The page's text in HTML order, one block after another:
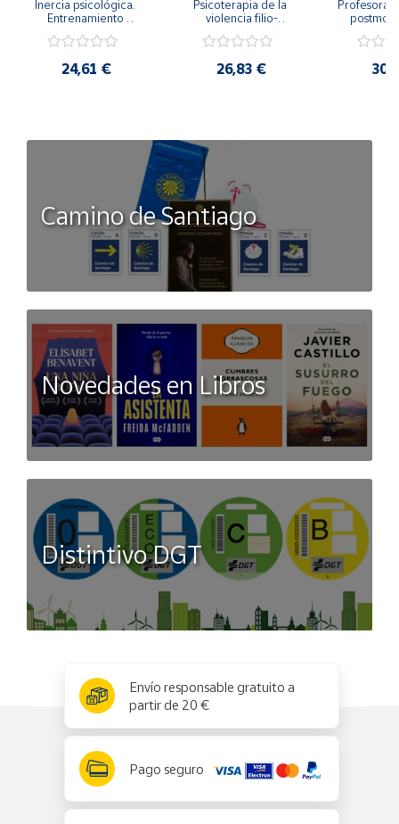
Inercia psicológica.
Entrenamiento
Igualdad de Género.
24,61 €
Psicoterapia de la
violencia filio-
secreto y la
26,83 €
Camino de Santiago
Novedades en Libros
Distintivo DGT
Envío responsable gratuito a
partir de 20 €
Pago seguro